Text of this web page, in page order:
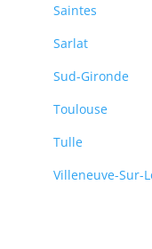
Saintes
Sarlat
Sud-Gironde
Toulouse
Tulle
Villeneuve-Sur-